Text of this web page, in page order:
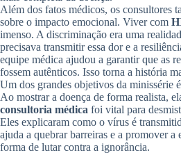
Além dos fatos médicos, os consultores
sobre o impacto emocional. Viver com
imenso. A discriminação era uma
precisava transmitir essa dor e a
equipe médica ajudou a garantir que as
fossem autênticos. Isso torna a história
Um dos grandes objetivos da minissérie
Ao mostrar a doença de forma realista,
consultoria médica foi vital para
Eles explicaram como o vírus é
ajuda a quebrar barreiras e a promover a
forma de lutar contra a ignorância.